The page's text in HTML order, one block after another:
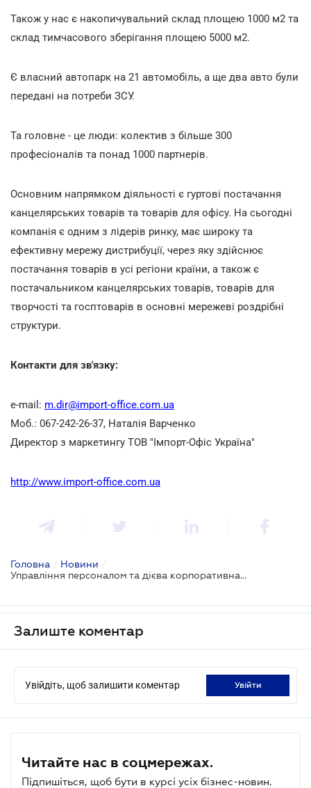
Також у нас є накопичувальний склад площею 1000 м2 та
склад тимчасового зберігання площею 5000 м2.
Є власний автопарк на 21 автомобіль, а ще два авто були
передані на потреби ЗСУ.
Та головне - це люди: колектив з більше 300
професіоналів та понад 1000 партнерів.
Основним напрямком діяльності є гуртові постачання
канцелярських товарів та товарів для офісу. На сьогодні
компанія є одним з лідерів ринку, має широку та
ефективну мережу дистрибуції, через яку здійснює
постачання товарів в усі регіони країни, а також є
постачальником канцелярських товарів, товарів для
творчості та госптоварів в основні мережеві роздрібні
структури.
Контакти для зв'язку:
e-mail: m.dir@import-office.com.ua
Моб.: 067-242-26-37, Наталія Варченко
Директор з маркетингу ТОВ "Імпорт-Офіс Україна"
http://www.import-office.com.ua
Головна / Новини /
Управління персоналом та дієва корпоративна культура. Глибока розмова з HR директором "Імпорт-Офіс Україна"
Залиште коментар
Увійдіть, щоб залишити коментар увійти
Читайте нас в соцмережах.
Підпишіться, щоб бути в курсі усіх бізнес-новин.